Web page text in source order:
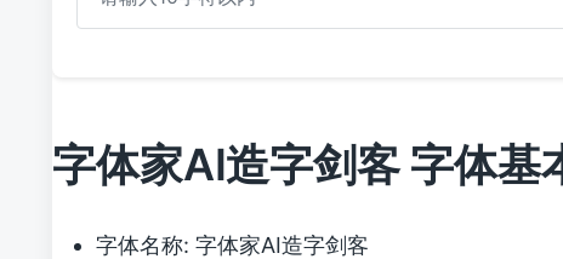
字体家AI造字剑客 字体基
字体名称: 字体家AI造字剑客